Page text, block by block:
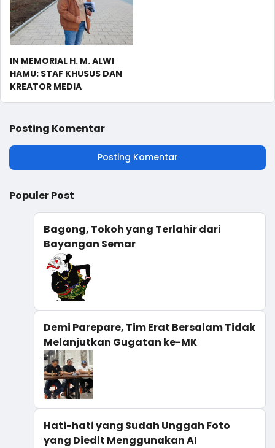
IN MEMORIAL H. M. ALWI
HAMU: STAF KHUSUS DAN
KREATOR MEDIA
Posting Komentar
Posting Komentar
Populer Post
Bagong, Tokoh yang Terlahir dari
Bayangan Semar
Demi Parepare, Tim Erat Bersalam Tidak
Melanjutkan Gugatan ke-MK
Hati-hati yang Sudah Unggah Foto
yang Diedit Menggunakan AI